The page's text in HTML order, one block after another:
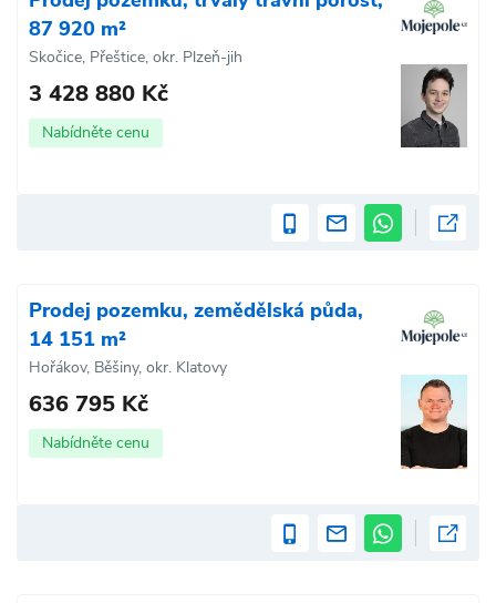
87 920 m²
Skočice, Přeštice, okr. Plzeň-jih
3 428 880 Kč
Nabídněte cenu
Prodej pozemku, zemědělská půda,
14 151 m²
Hořákov, Běšiny, okr. Klatovy
636 795 Kč
Nabídněte cenu